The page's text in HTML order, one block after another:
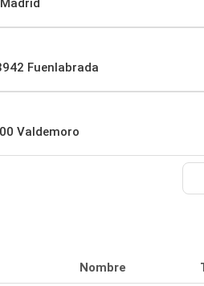
Fuenlabrada
Valdemoro
Nombre